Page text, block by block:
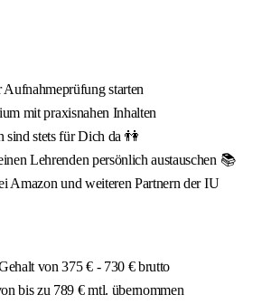
starten
mit praxisnahen Inhalten
sind stets für Dich da 👫
Lehrenden persönlich austauschen 📚
Amazon und weiteren Partnern der IU
von 375 € - 730 € brutto
bis zu 789 € mtl. übernommen